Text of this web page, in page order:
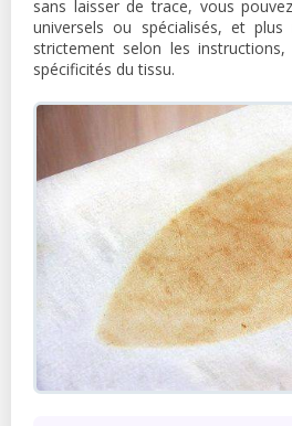
sans laisser de trace, vous
universels ou spécialisés, et
strictement selon les
spécificités du tissu.